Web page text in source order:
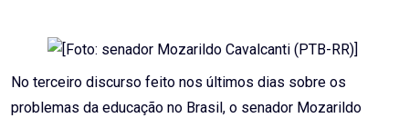
No terceiro discurso feito nos últimos dias sobre os
problemas da educação no Brasil, o senador Mozarildo